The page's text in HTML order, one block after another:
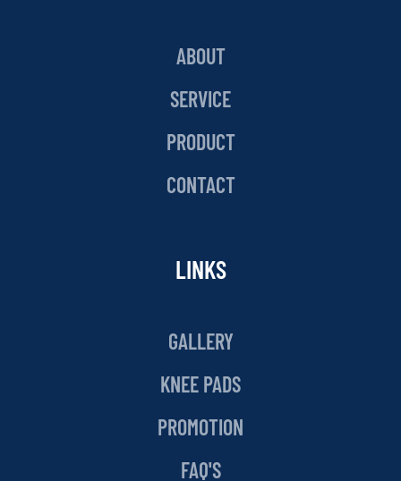
ABOUT
SERVICE
PRODUCT
CONTACT
LINKS
GALLERY
KNEE PADS
PROMOTION
FAQ'S